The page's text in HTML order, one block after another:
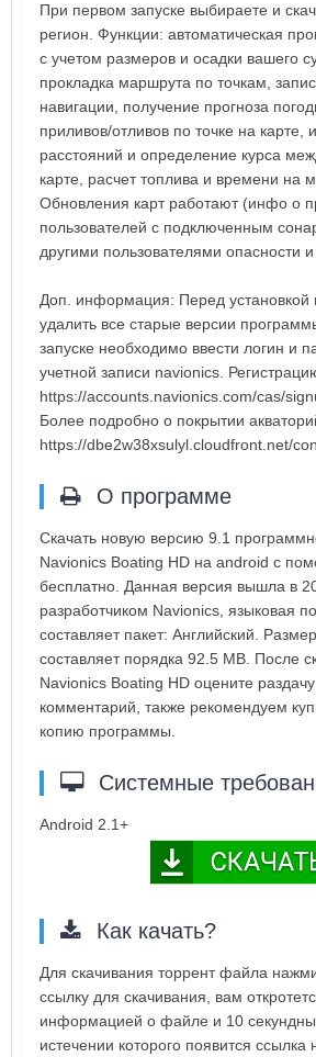
При первом запуске выбираете и
регион. Функции: автоматическая
с учетом размеров и осадки вашего
прокладка маршрута по точкам,
навигации, получение прогноза
приливов/отливов по точке на карте,
расстояний и определение курса
карте, расчет топлива и времени на
Обновления карт работают (инфо о
пользователей с подключенным
другими пользователями опасности и
Доп. информация: Перед установкой
удалить все старые версии
запуске необходимо ввести логин и
учетной записи navionics.
https://accounts.navionics.com/cas/
Более подробно о покрытии
https://dbe2w38xsulyl.cloudfront.net/
О программе
Скачать новую версию 9.1
Navionics Boating HD на android с
бесплатно. Данная версия вышла в
разработчиком Navionics, языковая
составляет пакет: Английский.
составляет порядка 92.5 MB. После
Navionics Boating HD оцените раздачу
комментарий, также рекомендуем
копию программы.
Системные
Android 2.1+
Как качать?
Для скачивания торрент файла
ссылку для скачивания, вам
информацией о файле и 10
истечении которого появится ссылка